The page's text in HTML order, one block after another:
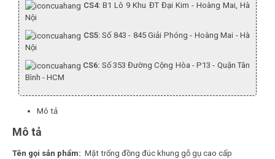
CS4: B1 Lô 9 Khu ĐT Đại Kim - Hoàng Mai, Hà
Nội
CS5:Số 843 - 845 Giải Phóng - Hoàng Mai - Hà
Nội
CS6: Số 353 Đường Cộng Hòa - P13 - Quận Tân
Bình - HCM
Mô tả
Mô tả
Tên gọi sản phẩm: Mặt trống đồng đúc khung gỗ gụ cao cấp